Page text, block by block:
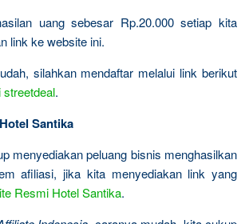
uang sebesar Rp.20.000 setiap kita
link ke website ini.
silahkan mendaftar melalui link berikut
.
Santika
menyediakan peluang bisnis menghasilkan
afiliasi, jika kita menyediakan link yang
Resmi Hotel Santika.